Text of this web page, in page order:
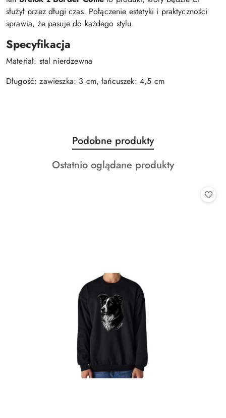
służył przez długi czas. Połączenie estetyki i praktyczności
sprawia, że pasuje do każdego stylu.
Specyfikacja
Materiał: stal nierdzewna
Długość: zawieszka: 3 cm, łańcuszek: 4,5 cm
Pomiń karuzelę produktów
Produkty
o
statusie:
Podobne produkty
Produkty
Ostatnio oglądane produkty